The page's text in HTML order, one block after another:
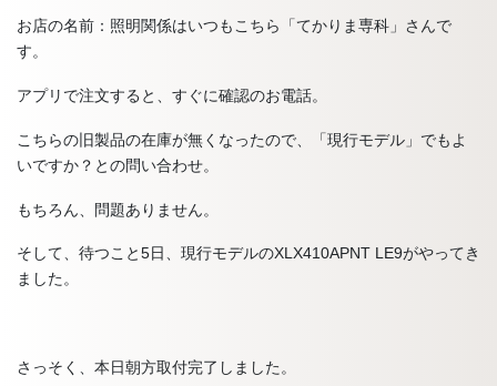
お店の名前：照明関係はいつもこちら「てかりま専科」さんで
す。
アプリで注文すると、すぐに確認のお電話。
こちらの旧製品の在庫が無くなったので、「現行モデル」でもよ
いですか？との問い合わせ。
もちろん、問題ありません。
そして、待つこと5日、現行モデルのXLX410APNT LE9がやってき
ました。
さっそく、本日朝方取付完了しました。